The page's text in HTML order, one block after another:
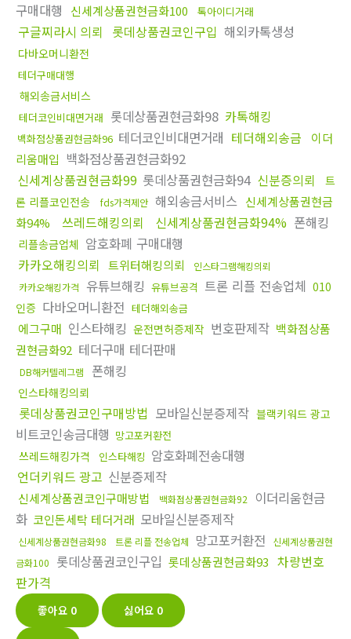
구매대행
신세계상품권현금화100 톡아이디거래
구글찌라시 의뢰 롯데상품권코인구입 해외카톡생성
다바오머니환전
테더구매대행
해외송금서비스
테더코인비대면거래 롯데상품권현금화98 카톡해킹
백화점상품권현금화96 테더코인비대면거래 테더해외송금
이더
리움매입 백화점상품권현금화92
신세계상품권현금화99 롯데상품권현금화94 신분증의뢰
트
론 리플코인전송
fds가격제안 해외송금서비스 신세계상품권현금
화94%
쓰레드해킹의뢰 신세계상품권현금화94% 폰해킹
리플송금업체 암호화폐 구매대행
카카오해킹의뢰 트위터해킹의뢰
인스타그램해킹의뢰
카카오해킹가격 유튜브해킹 유튜브공격 트론 리플 전송업체 010
인증 다바오머니환전 테더해외송금
에그구매 인스타해킹 운전면허증제작 번호판제작 백화점상품
권현금화92 테더구매 테더판매
DB해커텔레그램 폰해킹
인스타해킹의뢰
롯데상품권코인구매방법 모바일신분증제작 블랙키워드 광고
비트코인송금대행 망고포커환전
쓰레드해킹가격 인스타해킹 암호화폐전송대행
언더키워드 광고 신분증제작
신세계상품권코인구매방법 백화점상품권현금화92
이더리움현금
화 코인돈세탁 테더거래 모바일신분증제작
신세계상품권현금화98 트론 리플 전송업체 망고포커환전
신세계상품권현
금화100
롯데상품권코인구입 롯데상품권현금화93 차량번호
판가격
좋아요 0 싫어요 0